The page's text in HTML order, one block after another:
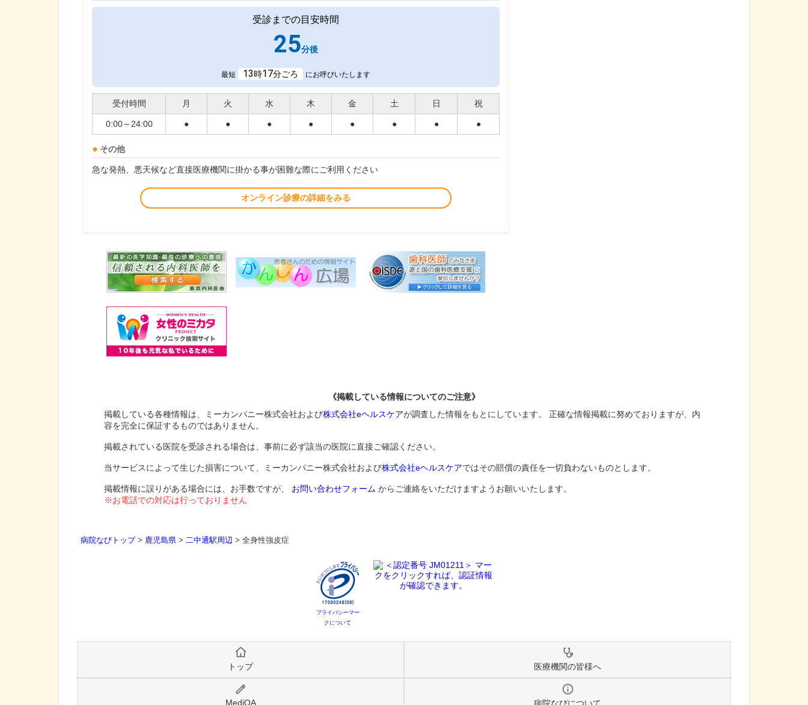
受診までの目安時間
25分後
最短 13時17分ごろ にお呼びいたします
受付時間 月 火 水 木 金 土 日 祝
0:00～24:00 ● ● ● ● ● ● ● ●
その他
急な発熱、悪天候など直接医療機関に掛かる事が困難な際にご利用ください
オンライン診療の詳細をみる
《掲載している情報についてのご注意》
掲載している各種情報は、ミーカンパニー株式会社および株式会社eヘルスケアが調査した情報をもとにしています。 正確な情報掲載に努めておりますが、内
容を完全に保証するものではありません。
掲載されている医院を受診される場合は、事前に必ず該当の医院に直接ご確認ください。
当サービスによって生じた損害について、ミーカンパニー株式会社および株式会社eヘルスケアではその賠償の責任を一切負わないものとします。
掲載情報に誤りがある場合には、お手数ですが、 お問い合わせフォーム からご連絡をいただけますようお願いいたします。
※お電話での対応は行っておりません
病院なびトップ> 鹿児島県 > 二中通駅周辺 > 全身性強皮症
プライバシーマー
クについて
トップ 医療機関の皆様へ
MediQA